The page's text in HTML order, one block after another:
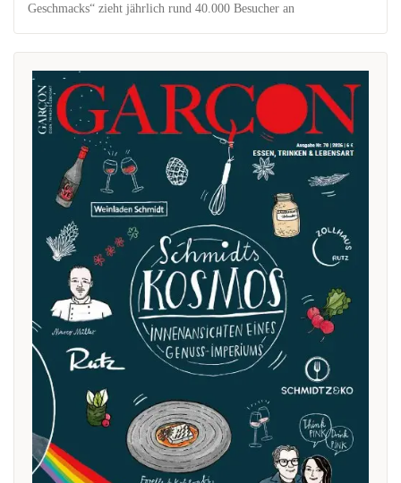
Geschmacks“ zieht jährlich rund 40.000 Besucher an